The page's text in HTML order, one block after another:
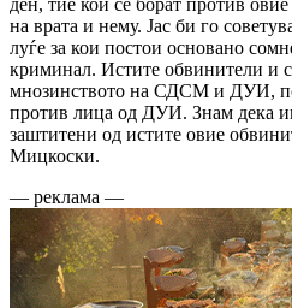
на врата и нему. Јас би го
луѓе за кои постои основано
криминал. Истите обвинители и
мнозинството на СДСМ и ДУИ,
против лица од ДУИ. Знам дека
заштитени од истите овие
Мицкоски.
— реклама —